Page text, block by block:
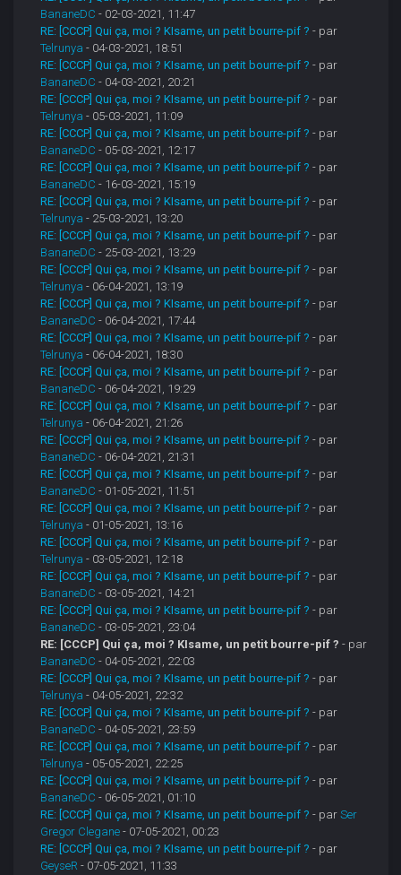
BananeDC - 02-03-2021, 11:47
RE: [CCCP] Qui ça, moi ? KIsame, un petit bourre-pif ? - par
Telrunya - 04-03-2021, 18:51
RE: [CCCP] Qui ça, moi ? KIsame, un petit bourre-pif ? - par
BananeDC - 04-03-2021, 20:21
RE: [CCCP] Qui ça, moi ? KIsame, un petit bourre-pif ? - par
Telrunya - 05-03-2021, 11:09
RE: [CCCP] Qui ça, moi ? KIsame, un petit bourre-pif ? - par
BananeDC - 05-03-2021, 12:17
RE: [CCCP] Qui ça, moi ? KIsame, un petit bourre-pif ? - par
BananeDC - 16-03-2021, 15:19
RE: [CCCP] Qui ça, moi ? KIsame, un petit bourre-pif ? - par
Telrunya - 25-03-2021, 13:20
RE: [CCCP] Qui ça, moi ? KIsame, un petit bourre-pif ? - par
BananeDC - 25-03-2021, 13:29
RE: [CCCP] Qui ça, moi ? KIsame, un petit bourre-pif ? - par
Telrunya - 06-04-2021, 13:19
RE: [CCCP] Qui ça, moi ? KIsame, un petit bourre-pif ? - par
BananeDC - 06-04-2021, 17:44
RE: [CCCP] Qui ça, moi ? KIsame, un petit bourre-pif ? - par
Telrunya - 06-04-2021, 18:30
RE: [CCCP] Qui ça, moi ? KIsame, un petit bourre-pif ? - par
BananeDC - 06-04-2021, 19:29
RE: [CCCP] Qui ça, moi ? KIsame, un petit bourre-pif ? - par
Telrunya - 06-04-2021, 21:26
RE: [CCCP] Qui ça, moi ? KIsame, un petit bourre-pif ? - par
BananeDC - 06-04-2021, 21:31
RE: [CCCP] Qui ça, moi ? KIsame, un petit bourre-pif ? - par
BananeDC - 01-05-2021, 11:51
RE: [CCCP] Qui ça, moi ? KIsame, un petit bourre-pif ? - par
Telrunya - 01-05-2021, 13:16
RE: [CCCP] Qui ça, moi ? KIsame, un petit bourre-pif ? - par
Telrunya - 03-05-2021, 12:18
RE: [CCCP] Qui ça, moi ? KIsame, un petit bourre-pif ? - par
BananeDC - 03-05-2021, 14:21
RE: [CCCP] Qui ça, moi ? KIsame, un petit bourre-pif ? - par
BananeDC - 03-05-2021, 23:04
RE: [CCCP] Qui ça, moi ? KIsame, un petit bourre-pif ? - par
BananeDC - 04-05-2021, 22:03
RE: [CCCP] Qui ça, moi ? KIsame, un petit bourre-pif ? - par
Telrunya - 04-05-2021, 22:32
RE: [CCCP] Qui ça, moi ? KIsame, un petit bourre-pif ? - par
BananeDC - 04-05-2021, 23:59
RE: [CCCP] Qui ça, moi ? KIsame, un petit bourre-pif ? - par
Telrunya - 05-05-2021, 22:25
RE: [CCCP] Qui ça, moi ? KIsame, un petit bourre-pif ? - par
BananeDC - 06-05-2021, 01:10
RE: [CCCP] Qui ça, moi ? KIsame, un petit bourre-pif ? - parSer
Gregor Clegane - 07-05-2021, 00:23
RE: [CCCP] Qui ça, moi ? KIsame, un petit bourre-pif ? - par
GeyseR - 07-05-2021, 11:33